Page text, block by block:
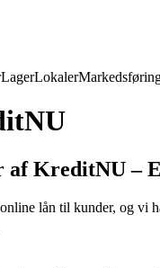
LagerLokaler
KreditNU –
lån til kunder, og vi